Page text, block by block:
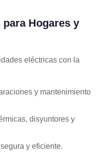
Hogares y
eléctricas con la
y mantenimiento
disyuntores y
y eficiente.